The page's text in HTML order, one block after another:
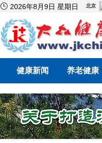
 2026年8月9日 星期日
健康新闻 养老健康